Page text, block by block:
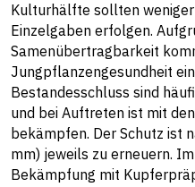
Kulturhälfte sollten
Einzelgaben erfolgen.
Samenübertragbarkeit
Jungpflanzengesundheit
Bestandesschluss sind
und bei Auftreten ist mit
bekämpfen. Der Schutz ist
mm) jeweils zu erneuern.
Bekämpfung mit